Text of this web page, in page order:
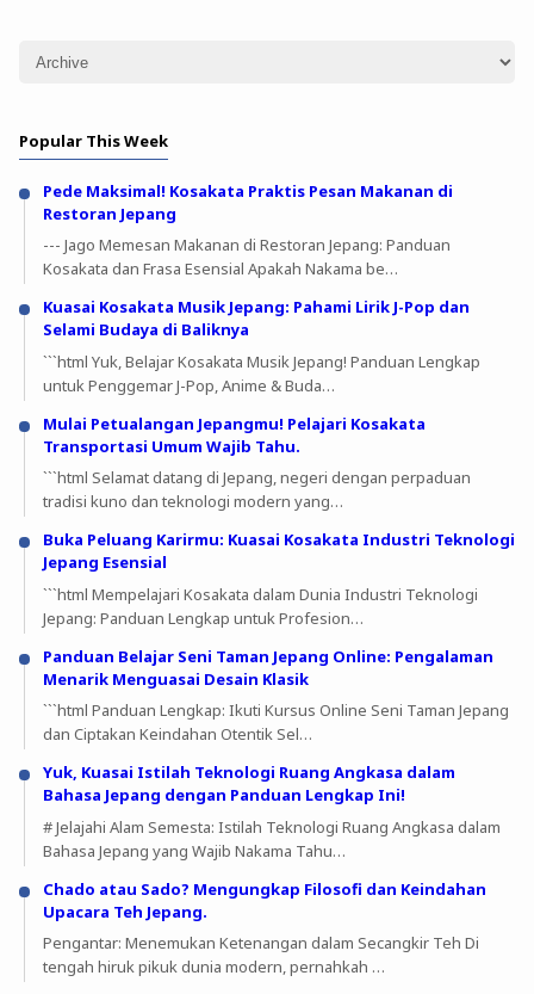
Popular This Week
Pede Maksimal! Kosakata Praktis Pesan Makanan di
Restoran Jepang
--- Jago Memesan Makanan di Restoran Jepang: Panduan
Kosakata dan Frasa Esensial Apakah Nakama be…
Kuasai Kosakata Musik Jepang: Pahami Lirik J-Pop dan
Selami Budaya di Baliknya
```html Yuk, Belajar Kosakata Musik Jepang! Panduan Lengkap
untuk Penggemar J-Pop, Anime & Buda…
Mulai Petualangan Jepangmu! Pelajari Kosakata
Transportasi Umum Wajib Tahu.
```html Selamat datang di Jepang, negeri dengan perpaduan
tradisi kuno dan teknologi modern yang…
Buka Peluang Karirmu: Kuasai Kosakata Industri Teknologi
Jepang Esensial
```html Mempelajari Kosakata dalam Dunia Industri Teknologi
Jepang: Panduan Lengkap untuk Profesion…
Panduan Belajar Seni Taman Jepang Online: Pengalaman
Menarik Menguasai Desain Klasik
```html Panduan Lengkap: Ikuti Kursus Online Seni Taman Jepang
dan Ciptakan Keindahan Otentik Sel…
Yuk, Kuasai Istilah Teknologi Ruang Angkasa dalam
Bahasa Jepang dengan Panduan Lengkap Ini!
# Jelajahi Alam Semesta: Istilah Teknologi Ruang Angkasa dalam
Bahasa Jepang yang Wajib Nakama Tahu…
Chado atau Sado? Mengungkap Filosofi dan Keindahan
Upacara Teh Jepang.
Pengantar: Menemukan Ketenangan dalam Secangkir Teh Di
tengah hiruk pikuk dunia modern, pernahkah …